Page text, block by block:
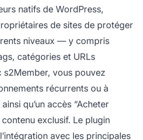
natifs de WordPress,
de sites de protéger
niveaux — y compris
catégories et URLs
s2Member, vous pouvez
récurrents ou à
qu’un accès “Acheter
exclusif. Le plugin
avec les principales